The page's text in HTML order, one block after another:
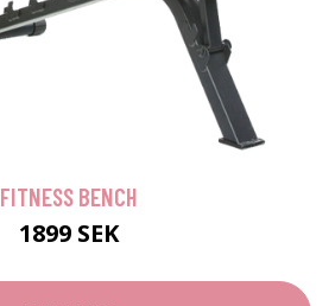
FITNESS BENCH
1899 SEK